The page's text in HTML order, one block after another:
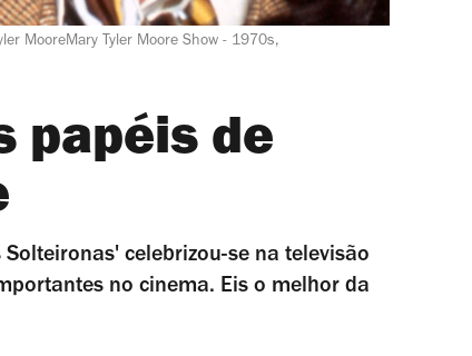
MooreMary Tyler Moore Show - 1970s,
papéis de
celebrizou-se na televisão
no cinema. Eis o melhor da